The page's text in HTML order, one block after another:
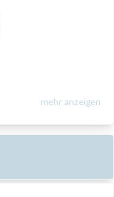
mehr anzeigen